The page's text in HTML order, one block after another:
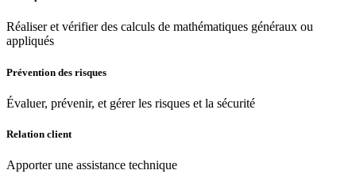
Réaliser et vérifier des calculs de mathématiques généraux ou
appliqués
Prévention des risques
Évaluer, prévenir, et gérer les risques et la sécurité
Relation client
Apporter une assistance technique